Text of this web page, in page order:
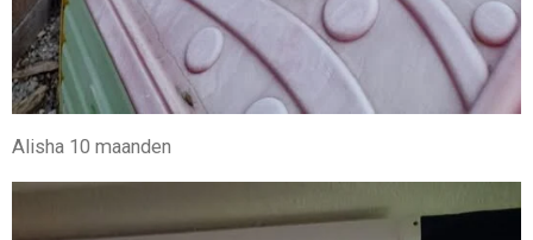
Alisha 10 maanden